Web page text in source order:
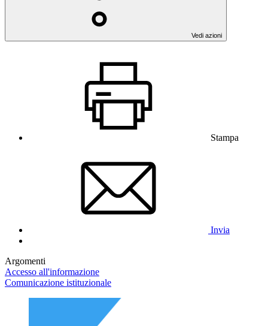
Vedi azioni
Stampa
Invia
Argomenti
Accesso all'informazione
Comunicazione istituzionale